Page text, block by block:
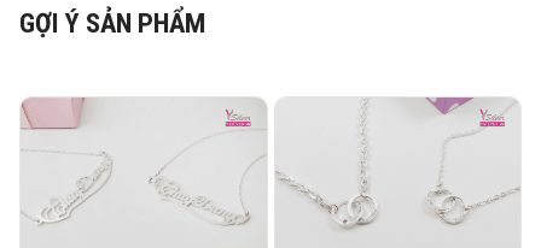
GỢI Ý SẢN PHẨM